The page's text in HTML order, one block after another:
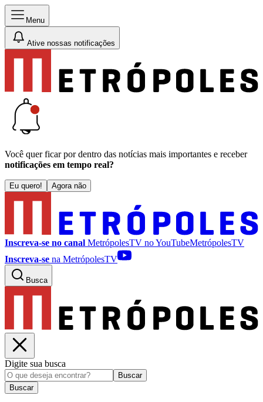
Menu
Ative nossas notificações
Você quer ficar por dentro das notícias mais importantes e receber
notificações em tempo real?
Eu quero! Agora não
Inscreva-se no canal MetrópolesTV noYouTubeMetrópolesTV
Inscreva-se na MetrópolesTV
Busca
Digite sua busca
Buscar
Buscar